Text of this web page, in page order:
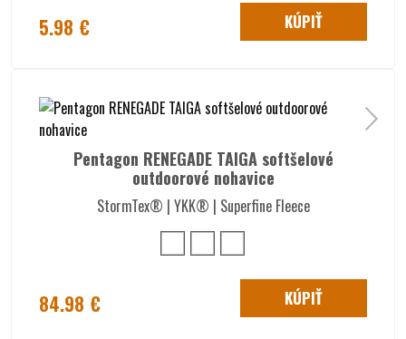
5.98 € KÚPIŤ
Pentagon RENEGADE TAIGA softšelové
outdoorové nohavice
StormTex® | YKK® | Superfine Fleece
84.98 € KÚPIŤ